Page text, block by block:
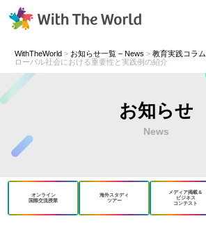
WithTheWorld > お知らせ一覧 – News > 教育実践コラム
ローバル社会における重要性と実践例の紹介
お知らせ
News
オンライン
国際交流授業
海外スタディ
ツアー
メディア掲載＆
ビジネス
コンテスト